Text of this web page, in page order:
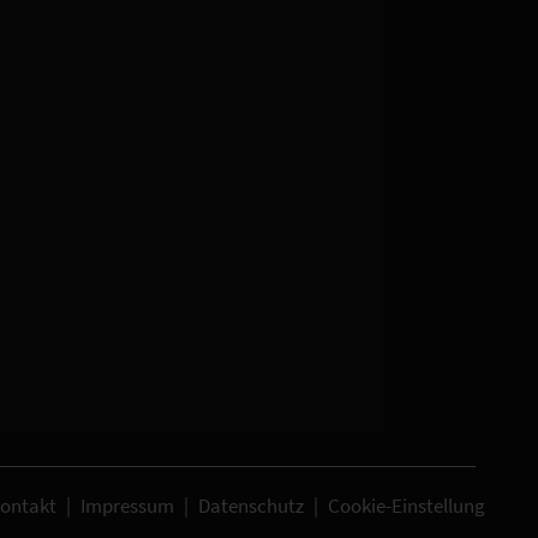
| Impressum | Datenschutz | Cookie-Einstellung